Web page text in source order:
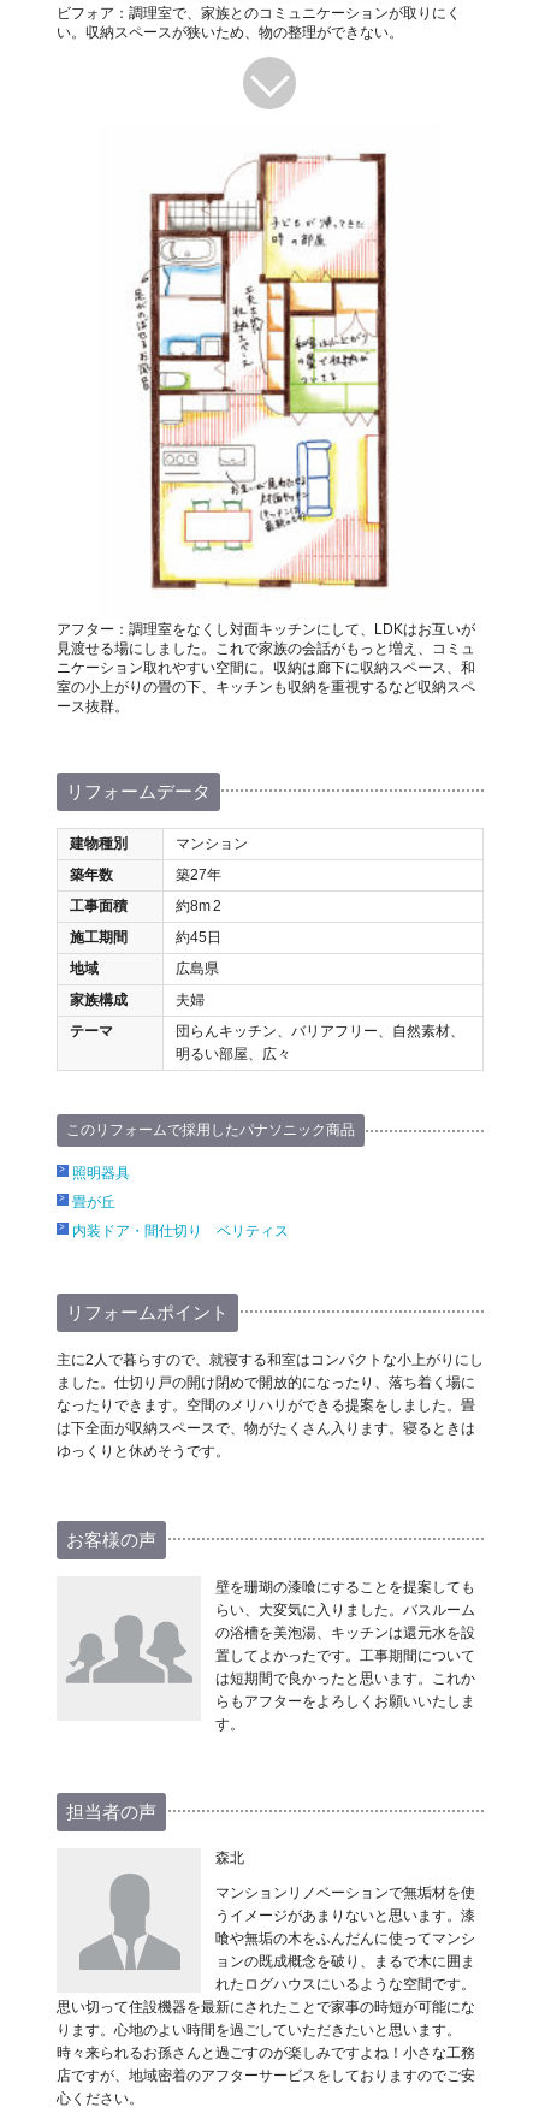
ビフォア：調理室で、家族とのコミュニケーションが取りにく
い。収納スペースが狭いため、物の整理ができない。
アフター：調理室をなくし対面キッチンにして、LDKはお互いが
見渡せる場にしました。これで家族の会話がもっと増え、コミュ
ニケーション取れやすい空間に。収納は廊下に収納スペース、和
室の小上がりの畳の下、キッチンも収納を重視するなど収納スペ
ース抜群。
リフォームデータ
建物種別
マンション
築年数
築27年
工事面積
約8m2
施工期間
約45日
地域
広島県
家族構成
夫婦
テーマ
団らんキッチン、バリアフリー、自然素材、
明るい部屋、広々
このリフォームで採用したパナソニック商品
照明器具
畳が丘
内装ドア・間仕切り ベリティス
リフォームポイント
主に2人で暮らすので、就寝する和室はコンパクトな小上がりにし
ました。仕切り戸の開け閉めで開放的になったり、落ち着く場に
なったりできます。空間のメリハリができる提案をしました。畳
は下全面が収納スペースで、物がたくさん入ります。寝るときは
ゆっくりと休めそうです。
お客様の声
壁を珊瑚の漆喰にすることを提案しても
らい、大変気に入りました。バスルーム
の浴槽を美泡湯、キッチンは還元水を設
置してよかったです。工事期間について
は短期間で良かったと思います。これか
らもアフターをよろしくお願いいたしま
す。
担当者の声
森北
マンションリノベーションで無垢材を使
うイメージがあまりないと思います。漆
喰や無垢の木をふんだんに使ってマンシ
ョンの既成概念を破り、まるで木に囲ま
れたログハウスにいるような空間です。
思い切って住設機器を最新にされたことで家事の時短が可能にな
ります。心地のよい時間を過ごしていただきたいと思います。
時々来られるお孫さんと過ごすのが楽しみですよね！小さな工務
店ですが、地域密着のアフターサービスをしておりますのでご安
心ください。